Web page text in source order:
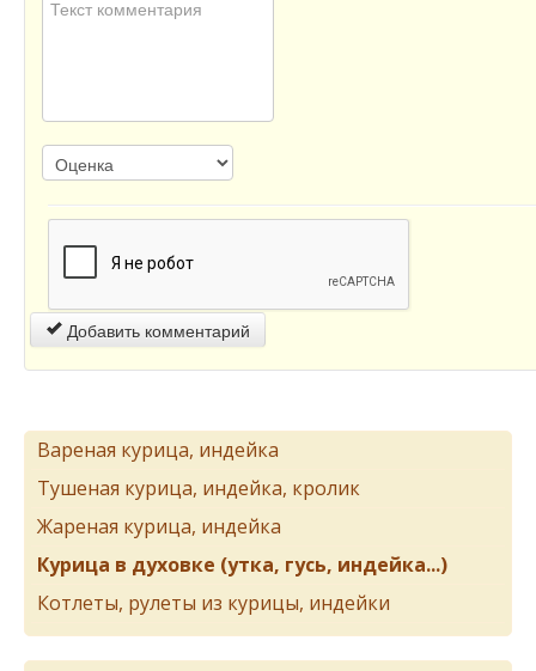
Добавить комментарий
Вареная курица, индейка
Тушеная курица, индейка, кролик
Жареная курица, индейка
Курица в духовке (утка, гусь, индейка...)
Котлеты, рулеты из курицы, индейки